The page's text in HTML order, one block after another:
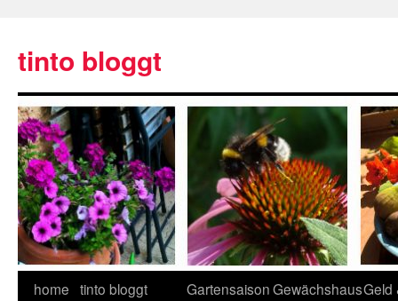
tinto bloggt
home tinto bloggt
GartensaisonGewächshausGeld